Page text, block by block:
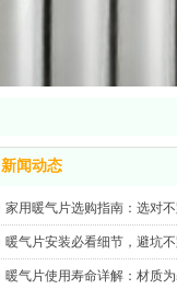
新闻动态
家用暖气片选购指南：选对
暖气片安装必看细节，避坑
暖气片使用寿命详解：材质